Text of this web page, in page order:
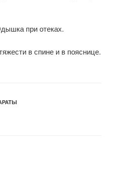
при отеках.
в спине и в пояснице.